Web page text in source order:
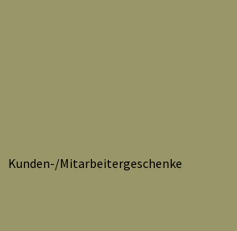
Kunden-/Mitarbeitergeschenke